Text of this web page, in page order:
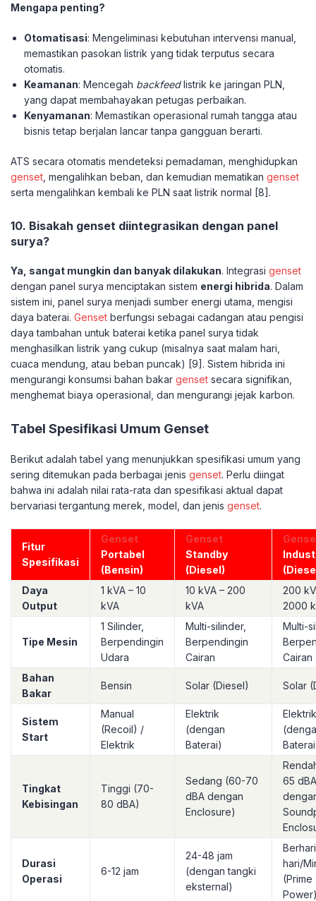
Mengapa penting?
Otomatisasi: Mengeliminasi kebutuhan intervensi manual,
memastikan pasokan listrik yang tidak terputus secara
otomatis.
Keamanan: Mencegah backfeedlistrik ke jaringan PLN,
yang dapat membahayakan petugas perbaikan.
Kenyamanan: Memastikan operasional rumah tangga atau
bisnis tetap berjalan lancar tanpa gangguan berarti.
ATS secara otomatis mendeteksi pemadaman, menghidupkan
genset , mengalihkan beban, dan kemudian mematikan genset
serta mengalihkan kembali ke PLN saat listrik normal [8].
10. Bisakah genset diintegrasikan dengan panel
surya?
Ya, sangat mungkin dan banyak dilakukan. Integrasi genset
dengan panel surya menciptakan sistem energi hibrida. Dalam
sistem ini, panel surya menjadi sumber energi utama, mengisi
daya baterai. Genset berfungsi sebagai cadangan atau pengisi
daya tambahan untuk baterai ketika panel surya tidak
menghasilkan listrik yang cukup (misalnya saat malam hari,
cuaca mendung, atau beban puncak) [9]. Sistem hibrida ini
mengurangi konsumsi bahan bakar genset secara signifikan,
menghemat biaya operasional, dan mengurangi jejak karbon.
Tabel Spesifikasi Umum Genset
Berikut adalah tabel yang menunjukkan spesifikasi umum yang
sering ditemukan pada berbagai jenis genset. Perlu diingat
bahwa ini adalah nilai rata-rata dan spesifikasi aktual dapat
bervariasi tergantung merek, model, dan jenis genset.
Fitur
Spesifikasi
Genset
Portabel
(Bensin)
Genset
Standby
(Diesel)
Daya
Output
1 kVA – 10
kVA
10 kVA – 200
kVA
200
2000
Tipe Mesin
1 Silinder,
Berpendingin
Udara
Multi-silinder,
Berpendingin
Cairan
Multi-
Cairan
Bahan
Bakar
Bensin Solar (Diesel) Solar
Sistem
Start
Manual
(Recoil) /
Elektrik
Elektrik
(dengan
Baterai)
Elektrik
Tingkat
Kebisingan
Tinggi (70-
80 dBA)
Sedang (60-70
dBA dengan
Enclosure)
65 dBA
Durasi
Operasi
6-12 jam
24-48 jam
(dengan tangki
eksternal)
hari/
(Prime